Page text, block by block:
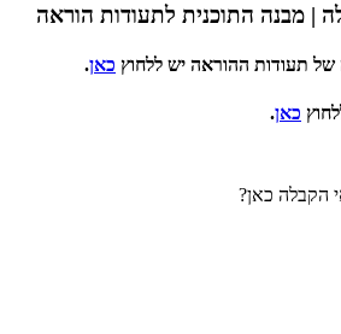
| מבנה התוכנית לתעודות הוראה
של תעודות ההוראה יש ללחוץ כאן.
כאן.
הקבלה כאן?